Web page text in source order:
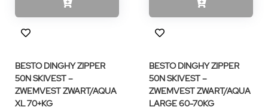
BESTO DINGHY ZIPPER
50N SKIVEST –
ZWEMVEST ZWART/AQUA
XL 70+KG
BESTO DINGHY ZIPPER
50N SKIVEST –
ZWEMVEST ZWART/AQUA
LARGE 60-70KG